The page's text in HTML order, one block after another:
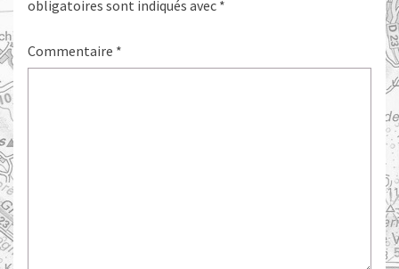
obligatoires sont indiqués avec *
Commentaire *